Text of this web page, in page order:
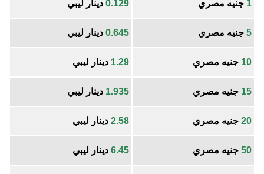
1 جنيه مصري 0.129 دينار ليبي
5 جنيه مصري 0.645 دينار ليبي
10 جنيه مصري 1.29 دينار ليبي
15 جنيه مصري 1.935 دينار ليبي
20 جنيه مصري 2.58 دينار ليبي
50 جنيه مصري 6.45 دينار ليبي